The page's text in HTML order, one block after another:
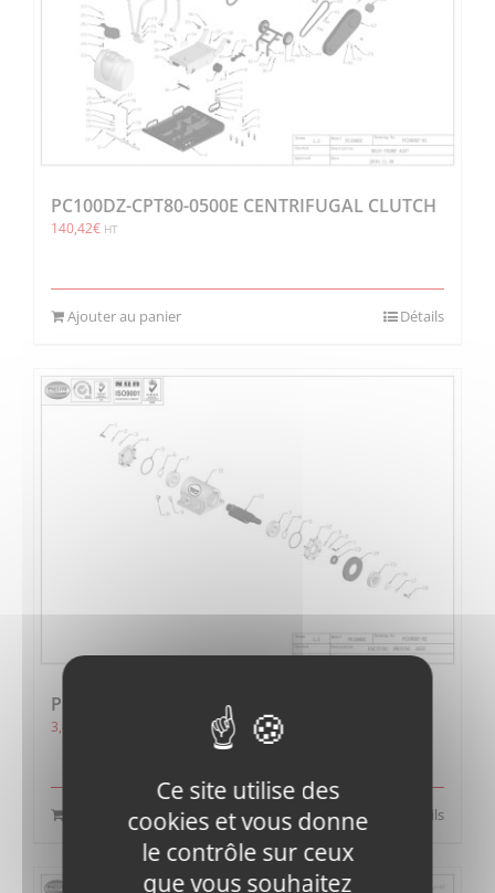
PC100DZ-CPT80-0500E CENTRIFUGAL CLUTCH
140,42€ HT
Ajouter au panier Détails
PC100DZ-CPT90B-010800 VENT SCREW
3,45
Ajouter au panier Détails
Ce site utilise des
cookies et vous donne
le contrôle sur ceux
que vous souhaitez